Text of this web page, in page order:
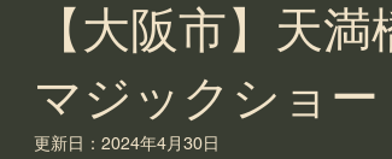
【大阪市】天
マジックショ
更新日： 2024年4月30日